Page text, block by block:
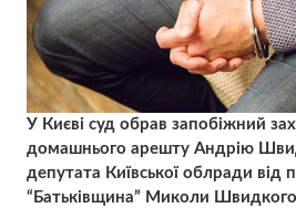
У Києві суд обрав запобіжний
домашнього арешту Андрію
депутата Київської облради від
“Батьківщина” Миколи Швидкого